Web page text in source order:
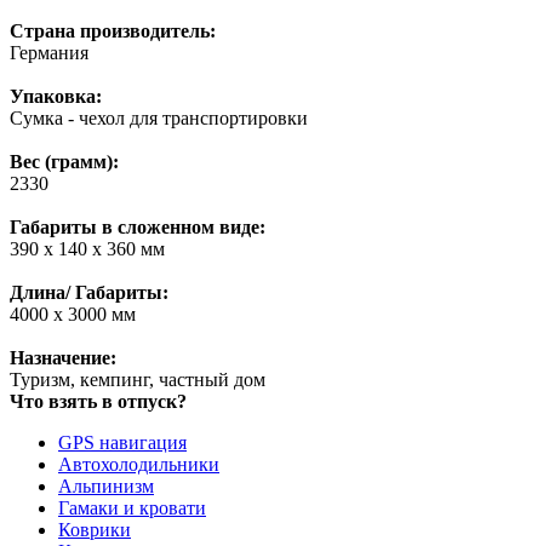
Страна производитель:
Германия
Упаковка:
Сумка - чехол для транспортировки
Вес (грамм):
2330
Габариты в сложенном виде:
390 x 140 x 360 мм
Длина/ Габариты:
4000 x 3000 мм
Назначение:
Туризм, кемпинг, частный дом
Что взять в отпуск?
GPS навигация
Автохолодильники
Альпинизм
Гамаки и кровати
Коврики